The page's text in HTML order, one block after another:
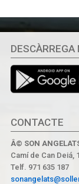
CONTACTE
Â© SON
Camí de Can Deiá,
Telf. 971 635 187